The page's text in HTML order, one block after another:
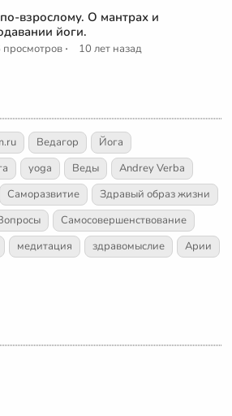
взрослому. О мантрах и
йоги.
· 10 лет назад
Ведагор
Йога
yoga Веды
Andrey Verba
Саморазвитие
Здравый образ жизни
Самосовершенствование
медитация здравомыслие
Арии